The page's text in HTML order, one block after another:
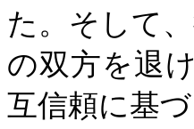
た。そして
の双方を退
互信頼に基